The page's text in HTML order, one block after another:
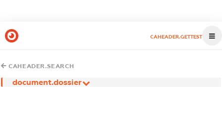
CAHEADER.GETTEST
CAHEADER.SEARCH
document.dossier